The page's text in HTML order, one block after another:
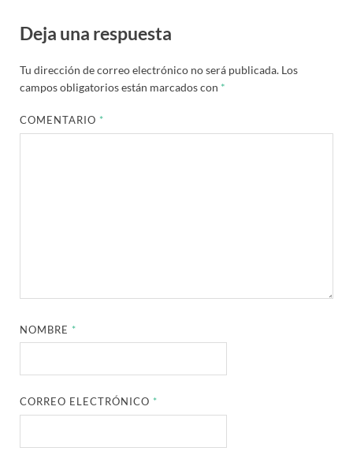
Deja una respuesta
Tu dirección de correo electrónico no será publicada. Los
campos obligatorios están marcados con *
COMENTARIO *
NOMBRE *
CORREO ELECTRÓNICO *